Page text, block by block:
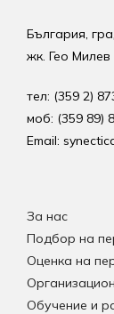
България,
жк. Гео Милев
тел: (359 2)
моб: (359 89)
Email:
За нас
Подбор на
Оценка на
Обучение и